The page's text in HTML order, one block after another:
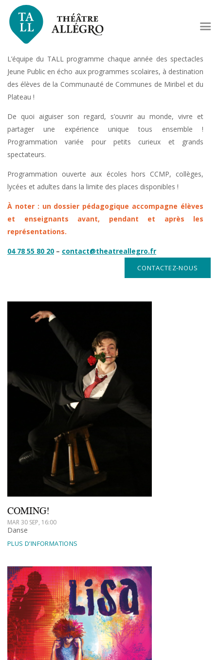
L’équipe du TALL programme chaque année des spectacles
Jeune Public en écho aux programmes scolaires, à destination
des élèves de la Communauté de Communes de Miribel et du
Plateau !
De quoi aiguiser son regard, s’ouvrir au monde, vivre et
partager une expérience unique tous ensemble !
Programmation variée pour petits curieux et grands
spectateurs.
Programmation ouverte aux écoles hors CCMP, collèges,
lycées et adultes dans la limite des places disponibles !
À noter : un dossier pédagogique accompagne élèves
et enseignants avant, pendant et après les
représentations.
04 78 55 80 20 – contact@theatreallegro.fr
CONTACTEZ-NOUS
COMING!
MAR 30 SEP, 16:00
Danse
PLUS D’INFORMATIONS